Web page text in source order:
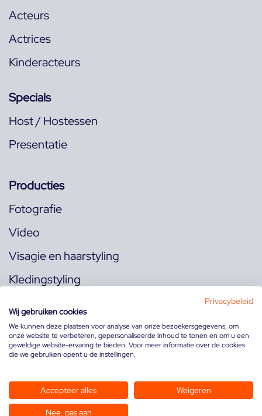
Acteurs
Actrices
Kinderacteurs
Specials
Host / Hostessen
Presentatie
Producties
Fotografie
Video
Visagie en haarstyling
Kledingstyling
Volg ons op:
Privacybeleid
Wij gebruiken cookies
We kunnen deze plaatsen voor analyse van onze bezoekersgegevens, om
onze website te verbeteren, gepersonaliseerde inhoud te tonen en om u een
geweldige website-ervaring te bieden. Voor meer informatie over de cookies
die we gebruiken opent u de instellingen.
Accepteer alles Weigeren
Nee, pas aan